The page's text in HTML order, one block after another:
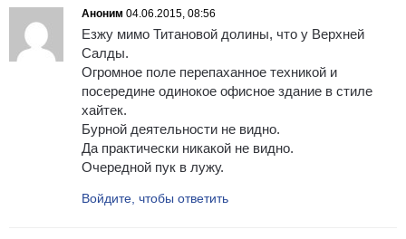
Аноним 04.06.2015, 08:56
Езжу мимо Титановой долины, что у Верхней
Салды.
Огромное поле перепаханное техникой и
посередине одинокое офисное здание в стиле
хайтек.
Бурной деятельности не видно.
Да практически никакой не видно.
Очередной пук в лужу.
Войдите, чтобы ответить